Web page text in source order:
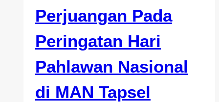
Perjuangan Pada
Peringatan Hari
Pahlawan Nasional
di MAN Tapsel